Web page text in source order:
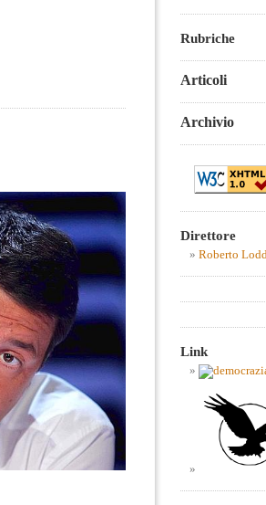
Rubriche
Articoli
Archivio
Direttore
Roberto
Link